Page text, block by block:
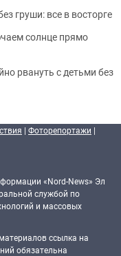
груши: все в восторге
солнце прямо
рвануть с детьми без
| Фоторепортажи |
«Nord-News» Эл
службой по
и массовых
ссылка на
обязательна